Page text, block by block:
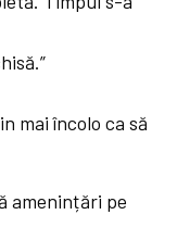
mai încolo ca să
amenințări pe